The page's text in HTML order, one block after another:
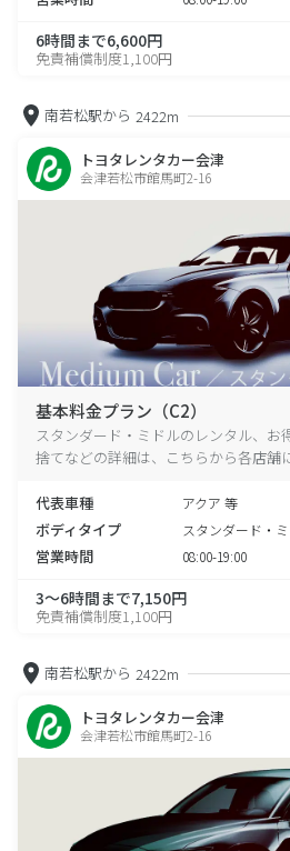
6時間まで6,600円
免責補償制度1,100円
南若松駅から 2422m
トヨタレンタカー会津
会津若松市館馬町2-16
基本料金プラン（C2）
スタンダード・ミドルのレンタル、お
捨てなどの詳細は、こちらから各店舗
代表車種 アクア 等
ボディタイプ スタンダード・
営業時間 08:00-19:00
3～6時間まで7,150円
免責補償制度1,100円
南若松駅から 2422m
トヨタレンタカー会津
会津若松市館馬町2-16